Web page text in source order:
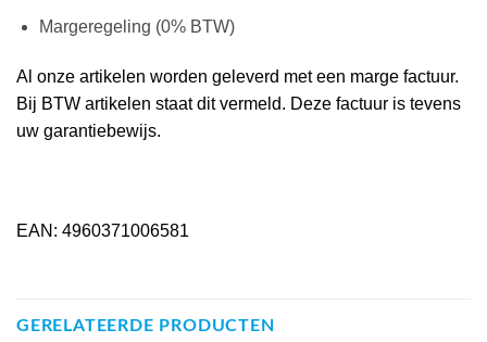
Margeregeling (0% BTW)
Al onze artikelen worden geleverd met een marge factuur.
Bij BTW artikelen staat dit vermeld. Deze factuur is tevens
uw garantiebewijs.
EAN: 4960371006581
GERELATEERDE PRODUCTEN